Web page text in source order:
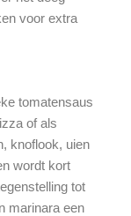
voor extra
tomatensaus
of als
knoflook, uien
wordt kort
tot
marinara een